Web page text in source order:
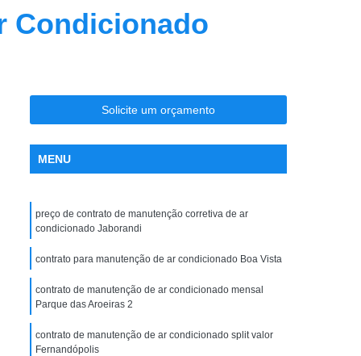
Limpeza de Dutos com Robô
Limpeza de Dutos de Exaustão
Industriais
Limpeza de Dutos Robotizada
Robotizada de Dutos de Ar Condicionado
e Controle para Ar Condicionado
Pmoc Ar Condicionado
Ar Condicionado São José do Rio Preto
Pmoc de Ar Condicionado
de Manutenção Operação e Controle
Condicionado
Solicite um orçamento
MENU
preço de contrato de manutenção corretiva de ar
condicionado Jaborandi
contrato para manutenção de ar condicionado Boa Vista
contrato de manutenção de ar condicionado mensal
Parque das Aroeiras 2
contrato de manutenção de ar condicionado split valor
Fernandópolis